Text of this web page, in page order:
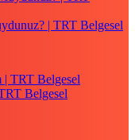
| TRT Belgesel
Belgesel